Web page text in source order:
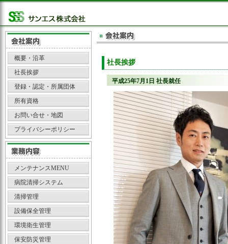
概要・沿革
社長挨拶
登録・認定・所属団体
所有資格
お問い合せ・地図
プライバシーポリシー
メンテナンスMENU
病院清掃システム
清掃管理
設備保全管理
環境衛生管理
保安防災管理
社長挨拶
平成25年7月1日 社長就任